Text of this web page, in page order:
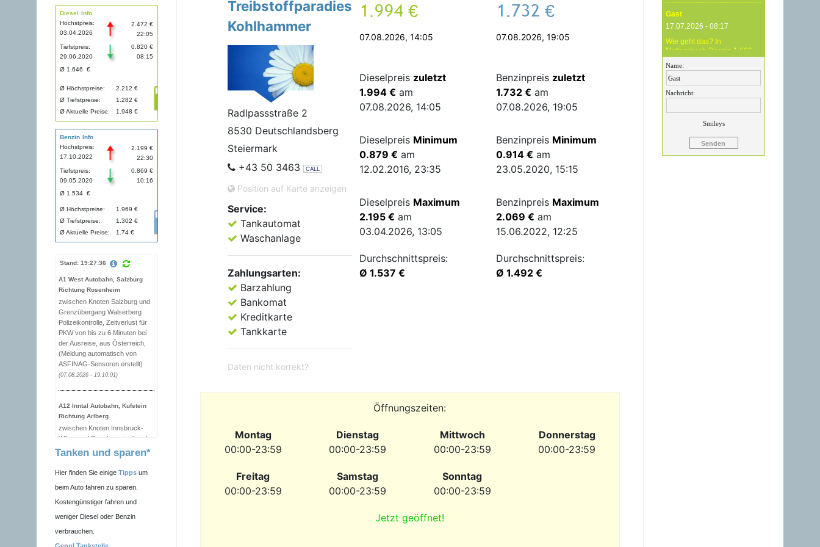
Diesel Info
Höchstpreis:
03.04.2026
2.472 €
22:05
Tiefstpreis:
29.06.2020
0.820 €
08:15
Ø 1.646 €
Ø Höchstpreise:
Ø Tiefstpreise:
Ø Aktuelle Preise:
2.212 €
1.282 €
1.948 €
Benzin Info
Höchstpreis:
17.10.2022
2.199 €
22:30
Tiefstpreis:
09.05.2020
0.869 €
10:16
Ø 1.534 €
Ø Höchstpreise:
Ø Tiefstpreise:
Ø Aktuelle Preise:
1.969 €
1.302 €
1.74 €
Stand: 19:27:36
A1 West Autobahn, Salzburg
Richtung Rosenheim
zwischen Knoten Salzburg und
Grenzübergang Walserberg
Polizeikontrolle, Zeitverlust für
PKW von bis zu 6 Minuten bei
der Ausreise, aus Österreich,
(Meldung automatisch von
ASFINAG-Sensoren erstellt)
(07.08.2026 - 19:10:01)
A12 Inntal Autobahn, Kufstein
Richtung Arlberg
zwischen Knoten Innsbruck-
Wilten und Reschen stockender
Verkehr, Zeitverlust von bis zu
10 Minuten, zwischen km 73,0
und km 145,0 - gesamte
Abschnitt 51 Minuten (Meldung
automatisch von ASFINAG-
(07.08.2026 - 19:00:11)
Tanken und sparen*
Hier finden Sie einige Tipps um
beim Auto fahren zu sparen.
Kostengünstiger fahren und
weniger Diesel oder Benzin
verbrauchen.
Treibstoffparadies
Kohlhammer
Radlpassstraße 2
8530 Deutschlandsberg
Steiermark
+43 50 3463
CALL
Position auf Karte anzeigen
Service:
Tankautomat
Waschanlage
Zahlungsarten:
Barzahlung
Bankomat
Kreditkarte
Tankkarte
Daten nicht korrekt?
. €
07.08.2026, 14:05
Dieselpreis zuletzt
1.994 € am
07.08.2026, 14:05
Dieselpreis Minimum
0.879 € am
12.02.2016, 23:35
Dieselpreis Maximum
2.195 € am
03.04.2026, 13:05
Durchschnittspreis:
Ø 1.537 €
. €
07.08.2026, 19:05
Benzinpreis zuletzt
1.732 € am
07.08.2026, 19:05
Benzinpreis Minimum
0.914 € am
23.05.2020, 15:15
Benzinpreis Maximum
2.069 € am
15.06.2022, 12:25
Durchschnittspreis:
Ø 1.492 €
Öffnungszeiten:
Montag
00:00-23:59
Dienstag
00:00-23:59
Mittwoch
00:00-23:59
Donnerstag
00:00-23:59
Freitag
00:00-23:59
Samstag
00:00-23:59
Sonntag
00:00-23:59
Jetzt geöffnet!
Gast
17.07.2026 - 08:17
Wie geht das? In
Natternbach Benzin 1,666
Benzin 1,819 - das ist
Betrug !
17.07.2026 - 07:05
Märchenstunde :-) Vorort nix
zu sehen !
Name:
Nachricht:
Smileys